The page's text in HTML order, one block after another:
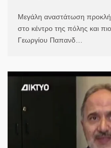
Μεγάλη αναστάτωση
στο κέντρο της πόλης και
Γεωργίου Παπανδ…